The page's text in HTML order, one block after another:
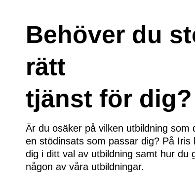
Behöver du
rätt
tjänst för dig?
Är du osäker på vilken utbildning
en stödinsats som passar dig? På
dig i ditt val av utbildning samt hur du
någon av våra utbildningar.